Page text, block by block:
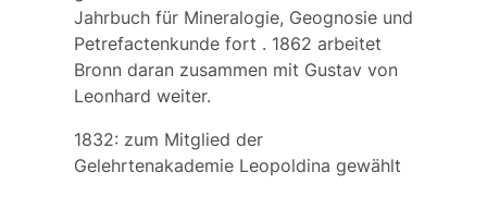
Jahrbuch für Mineralogie, Geognosie und
Petrefactenkunde fort . 1862 arbeitet
Bronn daran zusammen mit Gustav von
Leonhard weiter.
1832: zum Mitglied der
Gelehrtenakademie Leopoldina gewählt